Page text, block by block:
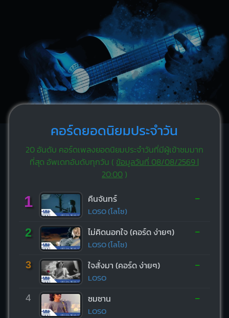
คอร์ดยอดนิยมประจำวัน
20 อันดับ คอร์ดเพลงยอดนิยมประจำวันที่มีผู้เข้าชมมาก
ที่สุด อัพเดทอันดับทุกวัน ( ข้อมูลวันที่ 08/08/2569 |
20:00)
1 คืนจันทร์
LOSO (โลโซ)
-
2 ไม่คิดนอกใจ (คอร์ด ง่ายๆ)
LOSO (โลโซ)
-
3 ใจสั่งมา (คอร์ด ง่ายๆ)
LOSO
-
4 ซมซาน
LOSO
-